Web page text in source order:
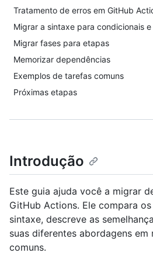
Tratamento de erros em GitHub
Migrar a sintaxe para condicionais
Migrar fases para etapas
Memorizar dependências
Exemplos de tarefas comuns
Próximas etapas
Introdução
Este guia ajuda você a migrar
GitHub Actions. Ele compara
sintaxe, descreve as
suas diferentes abordagens em
comuns.